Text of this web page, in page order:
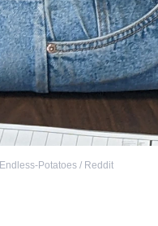
Endless-Potatoes / Reddit